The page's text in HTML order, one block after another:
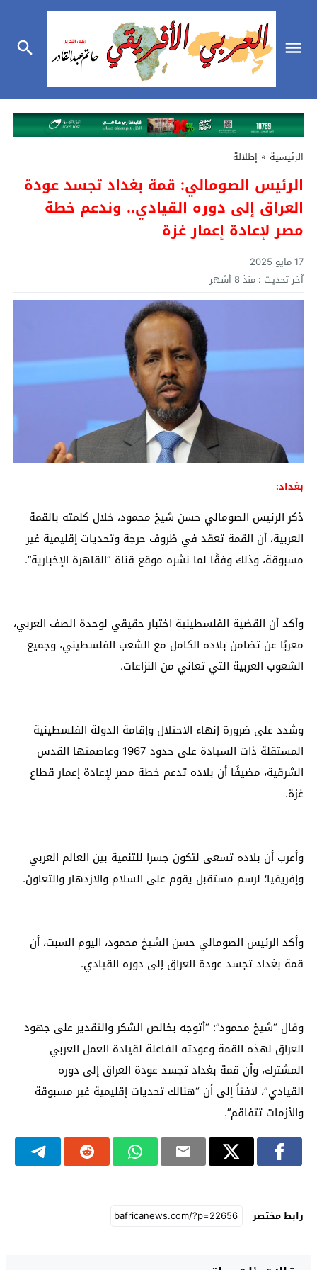
الرئيسية » إطلالة
الرئيس الصومالي: قمة بغداد تجسد عودة
العراق إلى دوره القيادي.. وندعم خطة
مصر لإعادة إعمار غزة
17 مايو 2025
آخر تحديث : منذ 8 أشهر
بغداد:
ذكر الرئيس الصومالي حسن شيخ محمود، خلال كلمته بالقمة
العربية، أن القمة تعقد في ظروف حرجة وتحديات إقليمية غير
مسبوقة، وذلك وفقًا لما نشره موقع قناة “القاهرة الإخبارية”.
وأكد أن القضية الفلسطينية اختبار حقيقي لوحدة الصف العربي،
معربًا عن تضامن بلاده الكامل مع الشعب الفلسطيني، وجميع
الشعوب العربية التي تعاني من النزاعات.
وشدد على ضرورة إنهاء الاحتلال وإقامة الدولة الفلسطينية
المستقلة ذات السيادة على حدود 1967 وعاصمتها القدس
الشرقية، مضيفًا أن بلاده تدعم خطة مصر لإعادة إعمار قطاع
غزة.
وأعرب أن بلاده تسعى لتكون جسرا للتنمية بين العالم العربي
وإفريقيا؛ لرسم مستقبل يقوم على السلام والازدهار والتعاون.
وأكد الرئيس الصومالي حسن الشيخ محمود، اليوم السبت، أن
قمة بغداد تجسد عودة العراق إلى دوره القيادي.
وقال “شيخ محمود”: “أتوجه بخالص الشكر والتقدير على جهود
العراق لهذه القمة وعودته الفاعلة لقيادة العمل العربي
المشترك، وأن قمة بغداد تجسد عودة العراق إلى دوره
القيادي”، لافتاً إلى أن “هنالك تحديات إقليمية غير مسبوقة
والأزمات تتفاقم”.
رابط مختصر